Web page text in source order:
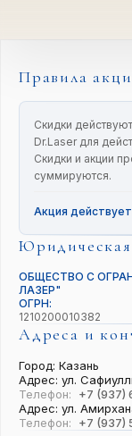
Правила
Скидки
Dr.Laser для
Скидки и акции
суммируются.
Акция
ОБЩЕСТВО С
ЛАЗЕР"
ОГРН:
1210200010382
Адреса и
Город: Казань
Адрес: ул.
Телефон:
+7 (937)
Адрес: ул.
Телефон:
+7 (937)